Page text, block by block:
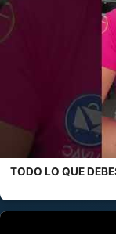
TODO LO QUE